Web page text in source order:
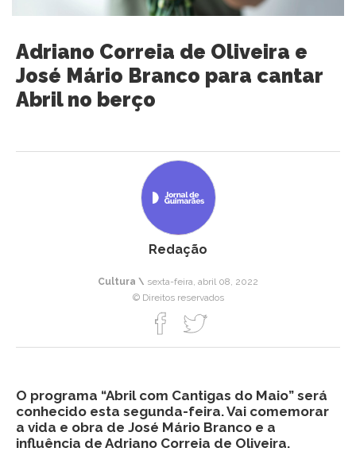
Adriano Correia de Oliveira e
José Mário Branco para cantar
Abril no berço
Redação
Cultura \ sexta-feira, abril 08, 2022
© Direitos reservados
O programa “Abril com Cantigas do Maio” será
conhecido esta segunda-feira. Vai comemorar
a vida e obra de José Mário Branco e a
influência de Adriano Correia de Oliveira.